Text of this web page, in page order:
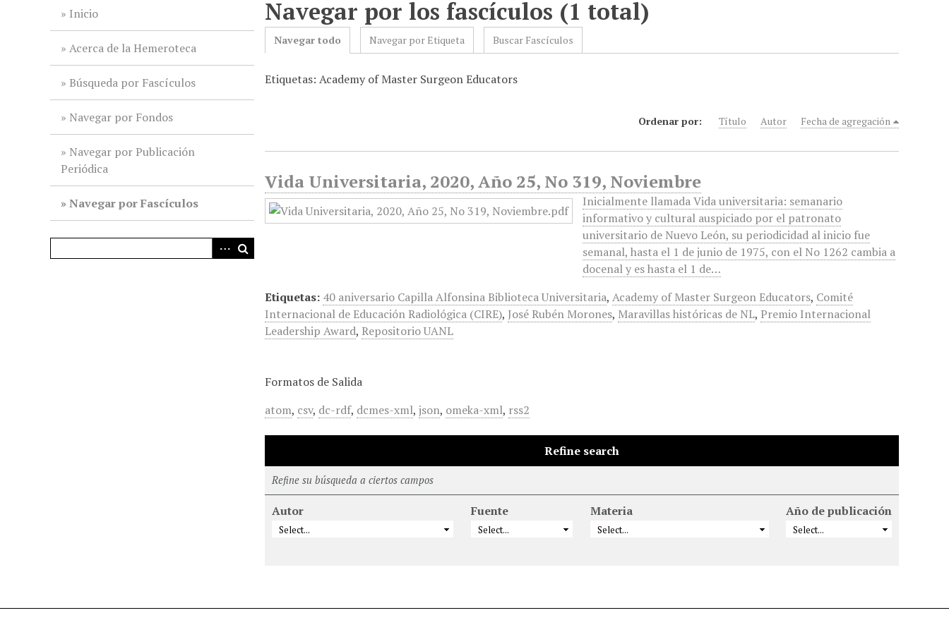
Inicio
Acerca de la Hemeroteca
Búsqueda por Fascículos
Navegar por Fondos
Navegar por Publicación
Periódica
Navegar por Fascículos
Navegar por los fascículos (1 total)
Navegar todo Navegar por Etiqueta Buscar Fascículos
Etiquetas: Academy of Master Surgeon Educators
Ordenar por: Título Autor Fecha de agregación
Vida Universitaria, 2020, Año 25, No 319, Noviembre
Inicialmente llamada Vida universitaria: semanario
informativo y cultural auspiciado por el patronato
universitario de Nuevo León, su periodicidad al inicio fue
semanal, hasta el 1 de junio de 1975, con el No 1262 cambia a
docenal y es hasta el 1 de…
Etiquetas: 40 aniversario Capilla Alfonsina Biblioteca Universitaria,Academy of Master Surgeon Educators, Comité
Internacional de Educación Radiológica (CIRE), José Rubén Morones, Maravillas históricas de NL, Premio Internacional
Leadership Award, Repositorio UANL
Formatos de Salida
atom, csv, dc-rdf, dcmes-xml,json, omeka-xml, rss2
Refine search
Refine su búsqueda a ciertos campos
Autor Fuente Materia Año de publicación